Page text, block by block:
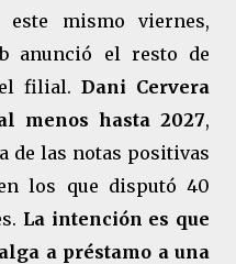
este mismo viernes,
anunció el resto de
filial. Dani Cervera
menos hasta 2027,
de las notas positivas
los que disputó 40
La intención es que
a préstamo a una